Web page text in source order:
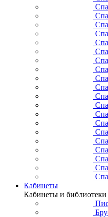
Кабинеты
Кабинеты и библиотеки